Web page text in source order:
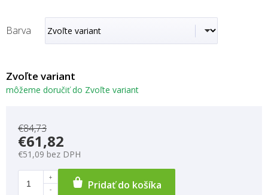
Zvoľte variant
môžeme doručiť do Zvoľte variant
Barva
€84,73
€61,82
€51,09 bez DPH
Pridať do košíka